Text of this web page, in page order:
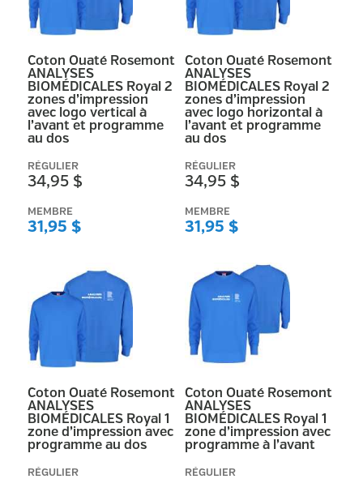
RÉINITIALISER
Coton Ouaté Rosemont
ANALYSES
BIOMÉDICALES Royal 2
zones d’impression
avec logo vertical à
l’avant et programme
au dos
RÉGULIER
34,95 $
MEMBRE
31,95 $
Coton Ouaté Rosemont
ANALYSES
BIOMÉDICALES Royal 2
zones d’impression
avec logo horizontal à
l’avant et programme
au dos
RÉGULIER
34,95 $
MEMBRE
31,95 $
Coton Ouaté Rosemont
ANALYSES
BIOMÉDICALES Royal 1
zone d’impression avec
programme au dos
RÉGULIER
Coton Ouaté Rosemont
ANALYSES
BIOMÉDICALES Royal 1
zone d’impression avec
programme à l’avant
RÉGULIER